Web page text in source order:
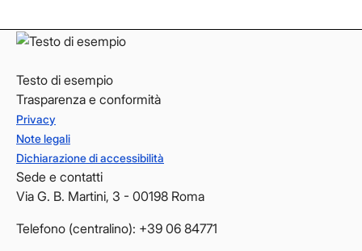
Testo di esempio
Trasparenza e conformità
Privacy
Note legali
Dichiarazione di accessibilità
Sede e contatti
Via G. B. Martini, 3 - 00198 Roma
Telefono (centralino): +39 06 84771